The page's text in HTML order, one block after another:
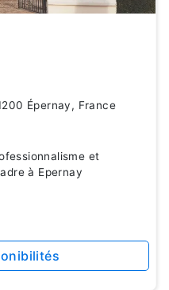
Épernay, France
et
à Epernay